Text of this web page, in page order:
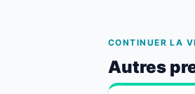
CONTINUER LA
Autres